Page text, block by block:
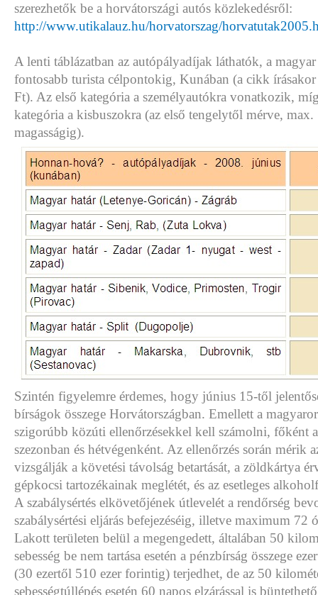
szerezhetők be a horvátországi autós közlekedésről:
http://www.utikalauz.hu/horvatorszag/
A lenti táblázatban az autópályadíjak láthatók, a
fontosabb turista célpontokig, Kunában (a cikk
Ft). Az első kategória a személyautókra vonatkozik,
kategória a kisbuszokra (az első tengelytől mérve,
magasságig).
Szintén figyelemre érdemes, hogy június 15-től
bírságok összege Horvátországban. Emellett a
szigorúbb közúti ellenőrzésekkel kell számolni, főként
szezonban és hétvégenként. Az ellenőrzés során mérik
vizsgálják a követési távolság betartását, a zöldkártya
gépkocsi tartozékainak meglétét, és az esetleges
A szabálysértés elkövetőjének útlevelét a rendőrség
szabálysértési eljárás befejezéséig, illetve maximum 72
Lakott területen belül a megengedett, általában 50
sebesség be nem tartása esetén a pénzbírság összege
(30 ezertől 510 ezer forintig) terjedhet, de az 50
sebességtúllépés esetén 60 napos elzárással is